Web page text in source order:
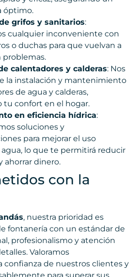
óptimo.
grifos y sanitarios:
cualquier inconveniente con
o duchas para que vuelvan a
problemas.
calentadores y calderas: Nos
la instalación y mantenimiento
de agua y calderas,
tu confort en el hogar.
en eficiencia hídrica:
soluciones y
para mejorar el uso
lo que te permitirá reducir
ahorrar dinero.
con la
, nuestra prioridad es
fontanería con un estándar de
profesionalismo y atención
Valoramos
confianza de nuestros clientes y